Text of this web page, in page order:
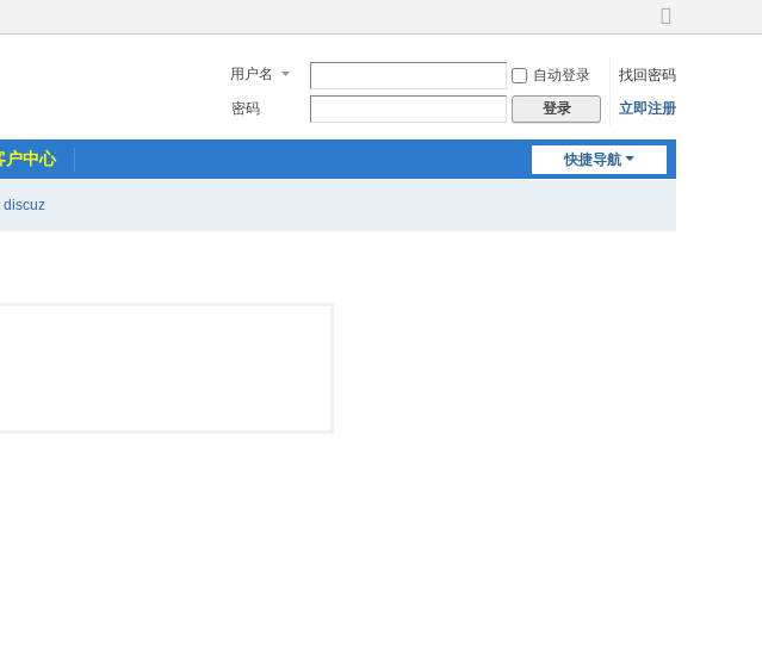
切
到
宽
用户名 自动登录
找回密码
密码
登录 立即注册
快捷导航
户中心
discuz